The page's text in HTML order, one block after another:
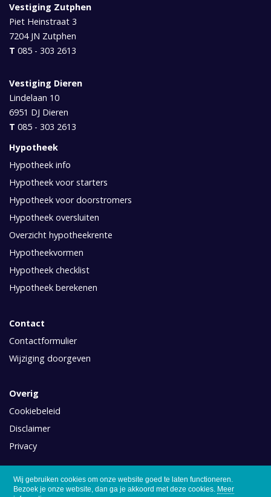
Wij gebruiken cookies om onze website goed te laten functioneren.
Bezoek je onze website, dan ga je akkoord met deze cookies. Meer
Vestiging Zutphen
Piet Heinstraat 3
7204 JN Zutphen
T 085 - 303 2613
Vestiging Dieren
Lindelaan 10
6951 DJ Dieren
T 085 - 303 2613
Hypotheek
Hypotheek info
Hypotheek voor starters
Hypotheek voor doorstromers
Hypotheek oversluiten
Overzicht hypotheekrente
Hypotheekvormen
Hypotheek checklist
Hypotheek berekenen
Contact
Contactformulier
Wijziging doorgeven
Overig
Cookiebeleid
Disclaimer
Privacy